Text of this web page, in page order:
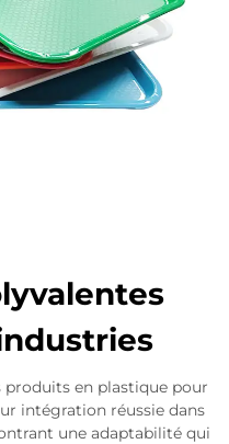
produits en plastique pour
intégration réussie dans
une adaptabilité qui